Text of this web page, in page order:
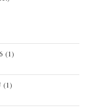
(1)
(1)